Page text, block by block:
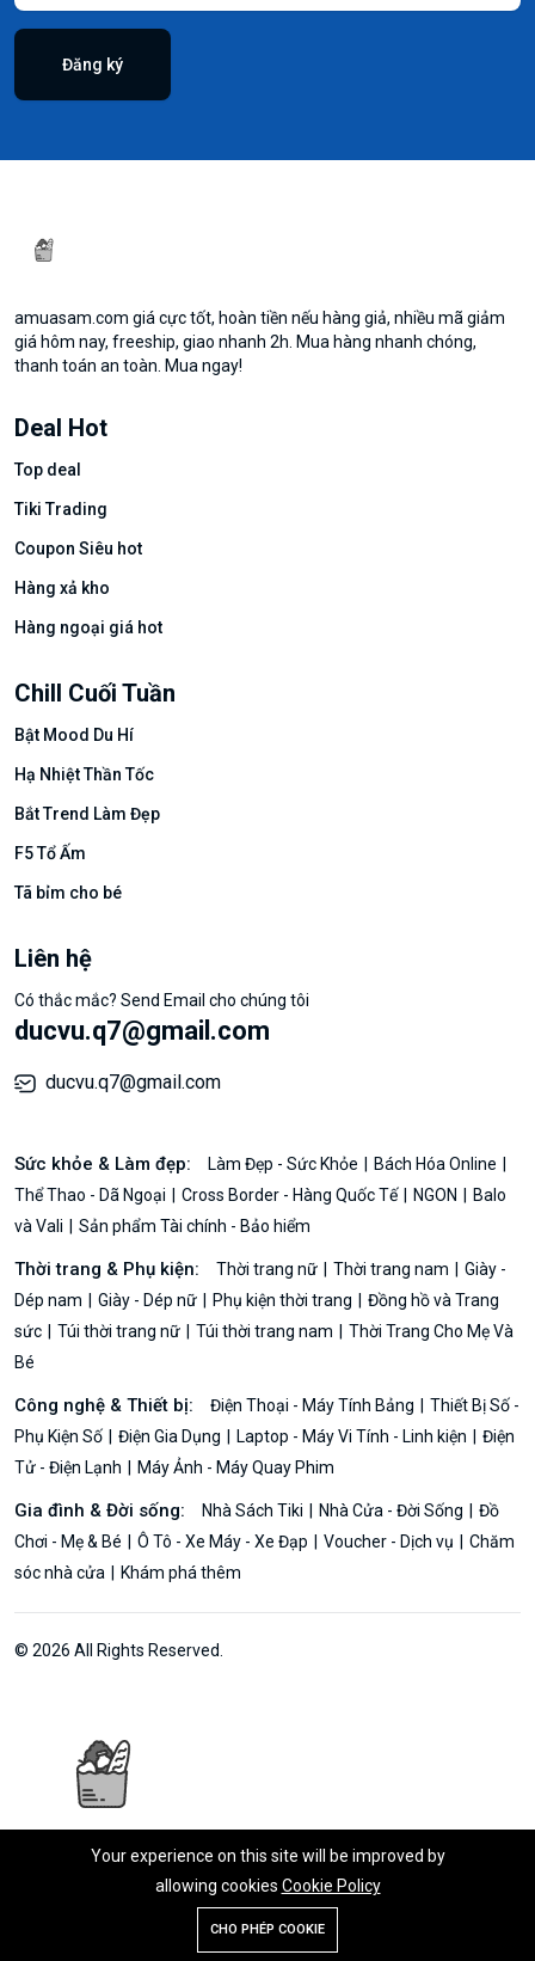
Tài khoản
Thêm vào giỏ hàng
Đăng ký
amuasam.com giá cực tốt, hoàn tiền nếu hàng giả, nhiều mã giảm
giá hôm nay, freeship, giao nhanh 2h. Mua hàng nhanh chóng,
thanh toán an toàn. Mua ngay!
Deal Hot
Top deal
Tiki Trading
Coupon Siêu hot
Hàng xả kho
Hàng ngoại giá hot
Chill Cuối Tuần
Bật Mood Du Hí
Hạ Nhiệt Thần Tốc
Bắt Trend Làm Đẹp
F5 Tổ Ấm
Tã bỉm cho bé
Liên hệ
Có thắc mắc? Send Email cho chúng tôi
ducvu.q7@gmail.com
ducvu.q7@gmail.com
Sức khỏe & Làm đẹp: Làm Đẹp - Sức Khỏe
Bách Hóa Online
Thể Thao - Dã Ngoại
Cross Border - Hàng Quốc Tế NGON
Balo
và Vali
Sản phẩm Tài chính - Bảo hiểm
Thời trang & Phụ kiện: Thời trang nữ Thời trang nam
Giày -
Dép nam
Giày - Dép nữ Phụ kiện thời trang
Đồng hồ và Trang
sức
Túi thời trang nữ Túi thời trang nam
Thời Trang Cho Mẹ Và
Bé
Công nghệ & Thiết bị: Điện Thoại - Máy Tính Bảng
Thiết Bị Số -
Phụ Kiện Số
Điện Gia Dụng Laptop - Máy Vi Tính - Linh kiện
Điện
Tử - Điện Lạnh
Máy Ảnh - Máy Quay Phim
Gia đình & Đời sống: Nhà Sách Tiki Nhà Cửa - Đời Sống
Đồ
Chơi - Mẹ & Bé
Ô Tô - Xe Máy - Xe Đạp Voucher - Dịch vụ
Chăm
sóc nhà cửa
Khám phá thêm
© 2026 All Rights Reserved.
Your experience on this site will be improved by
allowing cookies Cookie Policy
CHO PHÉP COOKIE